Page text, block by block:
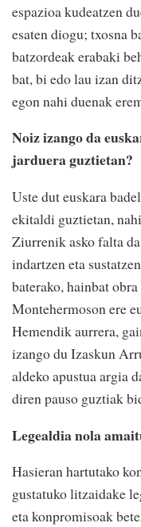
espazioa kudeatzen
esaten diogu; txosna
batzordeak erabaki
bat, bi edo lau izan
egon nahi duenak
Noiz izango da
jarduera guztietan?
Uste dut euskara
ekitaldi guztietan,
Ziurrenik asko falta
indartzen eta
baterako, hainbat
Montehermoson ere
Hemendik aurrera,
izango du Izaskun
aldeko apustua argia
diren pauso guztiak
Legealdia nola
Hasieran hartutako
gustatuko litzaidake
eta konpromisoak